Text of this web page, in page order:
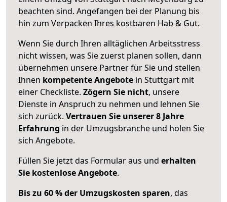
beachten sind. Angefangen bei der Planung bis
hin zum Verpacken Ihres kostbaren Hab & Gut.
Wenn Sie durch Ihren alltäglichen Arbeitsstress
nicht wissen, was Sie zuerst planen sollen, dann
übernehmen unsere Partner für Sie und stellen
Ihnen kompetente Angebote in Stuttgart mit
einer Checkliste. Zögern Sie nicht, unsere
Dienste in Anspruch zu nehmen und lehnen Sie
sich zurück. Vertrauen Sie unserer 8 Jahre
Erfahrung in der Umzugsbranche und holen Sie
sich Angebote.
Füllen Sie jetzt das Formular aus und erhalten
Sie kostenlose Angebote.
Bis zu 60 % der Umzugskosten sparen, das